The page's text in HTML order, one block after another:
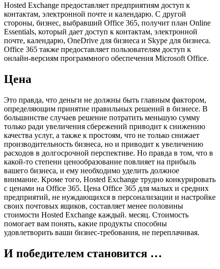
Hosted Exchange предоставляет предприятиям доступ к
контактам, электронной почте и календарю. С другой
стороны, бизнес, выбравший Office 365, получит план Online
Essentials, который дает доступ к контактам, электронной
почте, календарю, OneDrive для бизнеса и Skype для бизнеса.
Office 365 также предоставляет пользователям доступ к
онлайн-версиям программного обеспечения Microsoft Office.
Цена
Это правда, что деньги не должны быть главным фактором,
определяющим принятие правильных решений в бизнесе. В
большинстве случаев решение потратить меньшую сумму
только ради увеличения сбережений приводит к снижению
качества услуг, а также к простоям, что не только снижает
производительность бизнеса, но и приводит к увеличению
расходов в долгосрочной перспективе. Но правда в том, что в
какой-то степени ценообразование повлияет на прибыль
вашего бизнеса, и ему необходимо уделить должное
внимание. Кроме того, Hosted Exchange трудно конкурировать
с ценами на Office 365. Цена Office 365 для малых и средних
предприятий, не нуждающихся в персонализации и настройке
своих почтовых ящиков, составляет менее половины
стоимости Hosted Exchange каждый. месяц. Стоимость
помогает вам понять, какие продукты способны
удовлетворить ваши бизнес-требования, не переплачивая.
И победителем становится …